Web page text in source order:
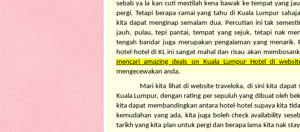
sebab ya la kan cuti mestilah kena bawak ke tempat yang
pergi. Tetapi berapa ramai yang tahu di Kuala Lumpur
kita dapat menginap semalam dua. Percutian ini tak
jauh, pulau, tepi pantai, tempat yang sejuk, tetapi nak
tengah bandar juga merupakan pengalaman yang menarik.
mencari amazing deals on Kuala Lumpur Hotel di
mengecewakan anda.
Mari kita lihat di website traveloka, di sini kita dapat
Kuala Lumpur, dengan rating per sepuluh yang dibuat oleh
kita dapat membandingkan antara hotel-hotel supaya kita
kemudahan yang ada, kita juga boleh check availability
tarikh yang kita plan untuk pergi dan berapa lama kita nak